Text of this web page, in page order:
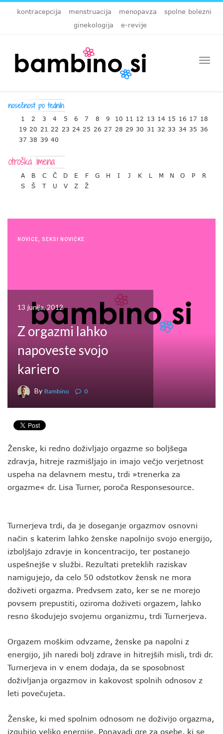
kontracepcija menstruacija menopavza
spolne bolezni
ginekologija
e-revije
1 2 3 4 5 6 7 8 9 10 11 12 13 14 15 16 17 18
19 20 21 22 23 24 25 26 27 28 29 30 31 32 33 34 35 36
37 38 39 40
A B C Č D E F G H I J K L M N O P
R
S
Š T U V Z Ž
NOVICE SEKSI NOVIČKE
13 junija, 2012
Z orgazmi lahko
napoveste svojo
kariero
By Bambino 0
Ženske, ki redno doživljajo orgazme so boljšega
zdravja, hitreje razmišljajo in imajo večjo verjetnost
uspeha na delavnem mestu, trdi »trenerka za
orgazme« dr. Lisa Turner, poroča Responsesource.
Turnerjeva trdi, da je doseganje orgazmov osnovni
način s katerim lahko ženske napolnijo svojo energijo,
izboljšajo zdravje in koncentracijo, ter postanejo
uspešnejše v službi. Rezultati preteklih raziskav
namigujejo, da celo 50 odstotkov žensk ne mora
doživeti orgazma. Predvsem zato, ker se ne morejo
povsem prepustiti, oziroma doživeti orgazem, lahko
resno škodujejo svojemu organizmu, trdi Turnerjeva.
Orgazem moškim odvzame, ženske pa napolni z
energijo, jih naredi bolj zdrave in hitrejših misli, trdi dr.
Turnerjeva in v enem dodaja, da se sposobnost
doživljanja orgazmov in kakovost spolnih odnosov z
leti povečujeta.
Ženske, ki med spolnim odnosom ne doživijo orgazma,
izgubijo veliko energije. Ponavadi gre za osebe, ki se